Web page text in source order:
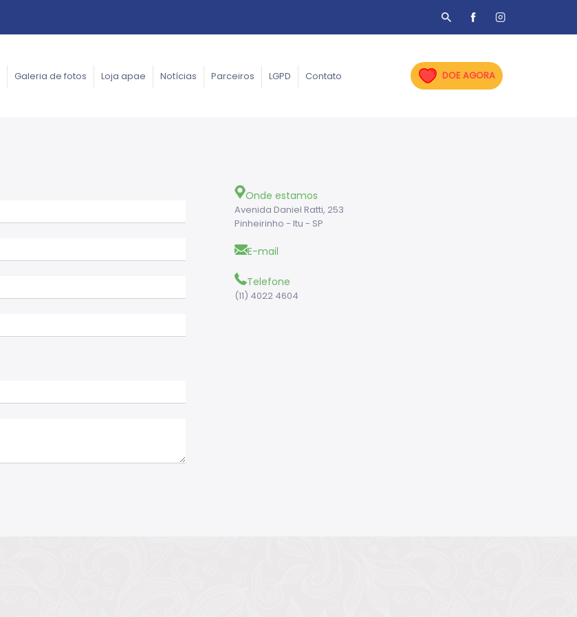
Galeria de fotos Loja apae Notícias Parceiros LGPD Contato DOE AGORA
Onde estamos
Avenida Daniel Ratti, 253
Pinheirinho - Itu - SP
E-mail
Telefone
(11) 4022 4604